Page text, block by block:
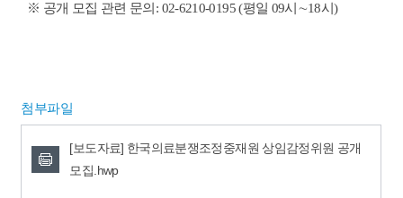
※ 공개 모집 관련 문의: 02-6210-0195 (평일 09시∼18시)
첨부파일
[보도자료] 한국의료분쟁조정중재원 상임감정위원 공개
모집.hwp